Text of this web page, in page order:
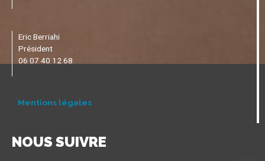
Eric Berriahi
Président
06 07 40 12 68
Mentions légales
NOUS SUIVRE